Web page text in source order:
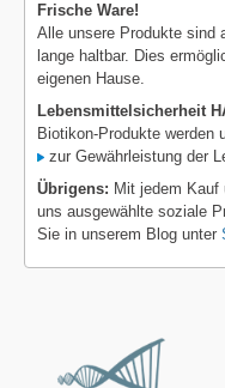
Frische Ware!
Alle unsere Produkte sind
lange haltbar. Dies
eigenen Hause.
Lebensmittelsicherheit
Biotikon-Produkte werden
zur Gewährleistung der
Übrigens: Mit jedem
uns ausgewählte soziale
Sie in unserem Blog unter